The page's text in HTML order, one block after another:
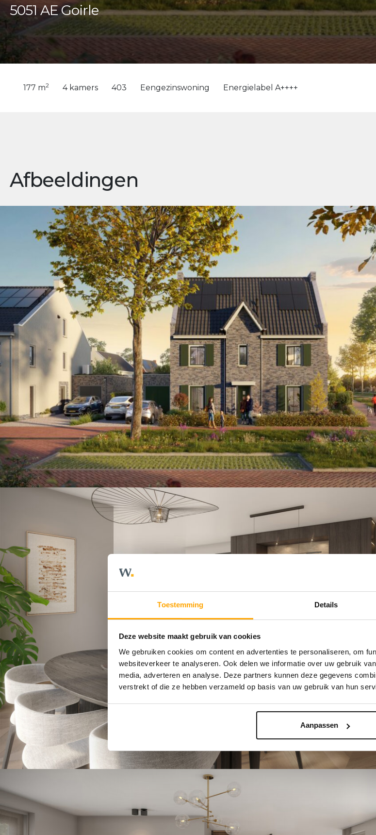
Toestemming Details
Deze website maakt gebruik van cookies
We gebruiken cookies om content en advertenties te personaliseren, om
websiteverkeer te analyseren. Ook delen we informatie over uw gebruik
media, adverteren en analyse. Deze partners kunnen deze gegevens
verstrekt of die ze hebben verzameld op basis van uw gebruik van hun
Aanpassen
5051 AE Goirle
177 m2 4 kamers 403 Eengezinswoning Energielabel A++++
Afbeeldingen